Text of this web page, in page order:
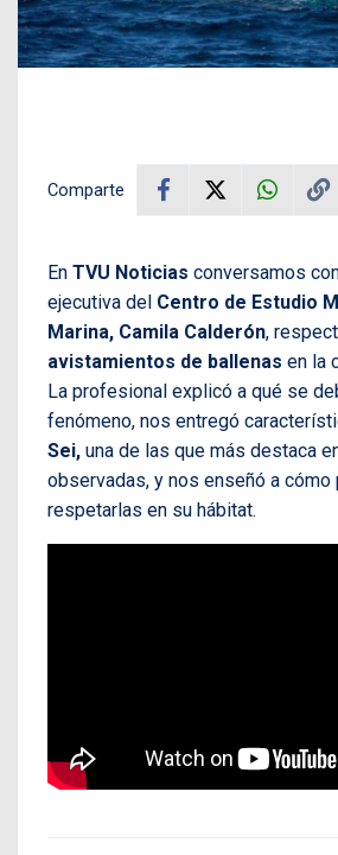
Comparte
En TVU Noticias conversamos
ejecutiva del Centro de Estudio
Marina, Camila Calderón,
avistamientos de ballenas en la
La profesional explicó a qué se
fenómeno, nos entregó
Sei, una de las que más destaca
observadas, y nos enseñó a cómo
respetarlas en su hábitat.